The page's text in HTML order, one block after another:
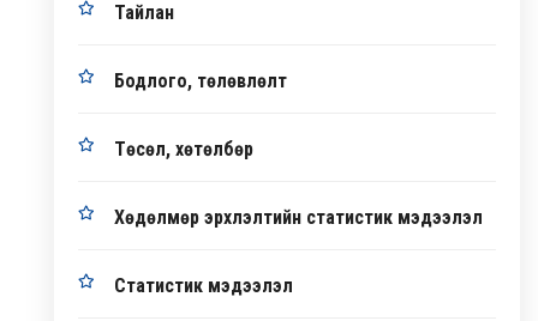
Тайлан
Бодлого, төлөвлөлт
Төсөл, хөтөлбөр
Хөдөлмөр эрхлэлтийн статистик мэдээлэл
Статистик мэдээлэл